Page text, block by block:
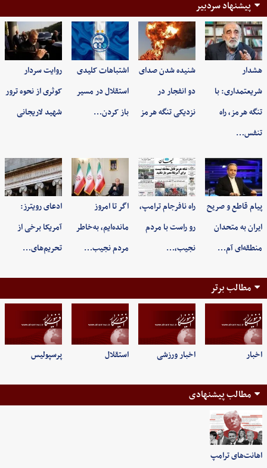
پیشنهاد سردبیر
هشدار
شریعتمداری: با
تنگه هرمز، راه
تنفس…
شنیده شدن صدای
دو انفجار در
نزدیکی تنگه هرمز
اشتباهات کلیدی
استقلال در مسیر
باز کردن…
روایت سردار
کوثری از نحوه ترور
شهید لاریجانی
پیام قاطع و صریح
ایران به متحدان
منطقه‌ای آم…
راه نافرجام ترامپ،
رو راست با مردم
نجیب،…
اگر تا امروز
مانده‌ایم، به‌خاطر
مردم نجیب…
ادعای رویترز:
آمریکا برخی از
تحریم‌های…
مطالب برتر
اخبار اخبار ورزشی استقلال پرسپولیس
مطالب پیشنهادی
اهانت‌های ترامپ